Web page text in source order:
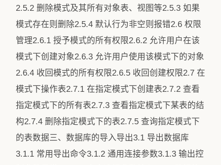
2.5.2 删除模式及其所有对象表、视图等2.5.3 如果
模式存在则删除2.5.4 默认行为非空则报错2.6 权限
管理2.6.1 授予模式的所有权限2.6.2 允许用户在该
模式下创建对象2.6.3 允许用户使用该模式下的对象
2.6.4 收回模式的所有权限2.6.5 收回创建权限2.7 在
模式下操作表2.7.1 在指定模式下创建表2.7.2 查看
指定模式下的所有表2.7.3 查看指定模式下某表的结
构2.7.4 删除指定模式下的表2.7.5 查询指定模式下
的表数据三、数据库的导入导出3.1 导出数据库
3.1.1 常用导出命令3.1.2 通用连接参数3.1.3 输出控